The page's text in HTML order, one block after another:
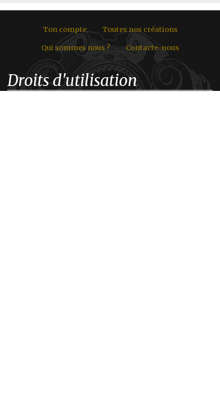
Ton compte Toutes nos créations
Qui sommes nous ? Contacte-nous
Droits d'utilisation